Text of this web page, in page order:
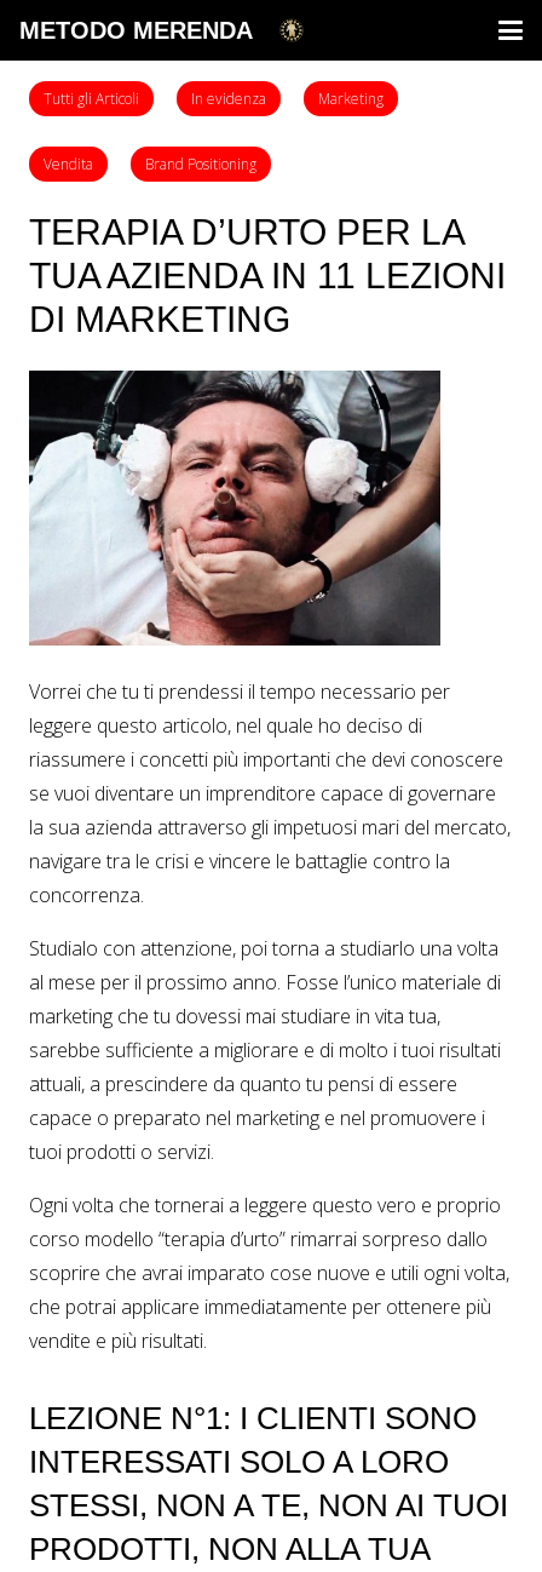
METODO MERENDA
Tutti gli Articoli In evidenza Marketing
Vendita Brand Positioning
TERAPIA D’URTO PER LA
TUA AZIENDA IN 11 LEZIONI
DI MARKETING
Vorrei che tu ti prendessi il tempo necessario per
leggere questo articolo, nel quale ho deciso di
riassumere i concetti più importanti che devi conoscere
se vuoi diventare un imprenditore capace di governare
la sua azienda attraverso gli impetuosi mari del mercato,
navigare tra le crisi e vincere le battaglie contro la
concorrenza.
Studialo con attenzione, poi torna a studiarlo una volta
al mese per il prossimo anno. Fosse l’unico materiale di
marketing che tu dovessi mai studiare in vita tua,
sarebbe sufficiente a migliorare e di molto i tuoi risultati
attuali, a prescindere da quanto tu pensi di essere
capace o preparato nel marketing e nel promuovere i
tuoi prodotti o servizi.
Ogni volta che tornerai a leggere questo vero e proprio
corso modello “terapia d’urto” rimarrai sorpreso dallo
scoprire che avrai imparato cose nuove e utili ogni volta,
che potrai applicare immediatamente per ottenere più
vendite e più risultati.
LEZIONE N°1: I CLIENTI SONO
INTERESSATI SOLO A LORO
STESSI, NON A TE, NON AI TUOI
PRODOTTI, NON ALLA TUA